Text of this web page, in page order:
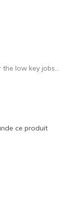
low key jobs...
ce produit